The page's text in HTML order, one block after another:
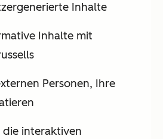
Inhalte
Inhalte mit
Personen, Ihre
die interaktiven